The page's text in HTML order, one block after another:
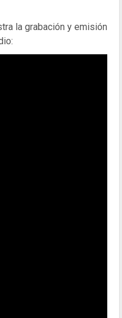
la grabación y emisión